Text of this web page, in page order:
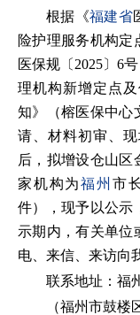
根据《福建省
险护理服务机构定
医保规〔2025〕6
理机构新增定点
知》（榕医保中心
请、材料初审、
后，拟增设仓山区
家机构为福州 市
件），现予以公示
示期内，有关单位
电、来信、来访向
联系地址：福
（福州市鼓楼